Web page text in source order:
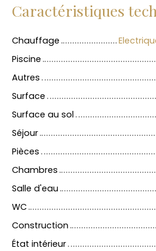
Caractéristiques
Chauffage
Piscine
Autres
Surface
Surface au sol
Séjour
Pièces
Chambres
Salle d'eau
WC
Construction
État intérieur